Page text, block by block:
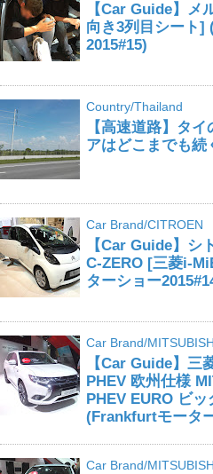
【Car Guide】メ
向き3列目シート]
2015#15)
Country/Thailand
【高速道路】タ
アはどこまでも続
Car Brand/CITROEN
【Car Guide】シ
C-ZERO [三菱i-
ターショー
Car Brand/
【Car Guide】三
PHEV 欧州仕様
PHEV EURO ビ
(Frankfurtモータ
Car Brand/